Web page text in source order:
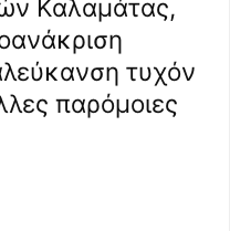
Καλαμάτας,
τυχόν
παρόμοιες